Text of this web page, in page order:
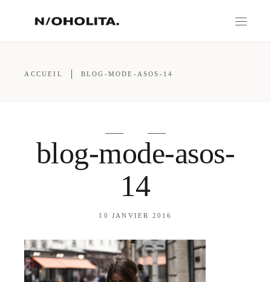
ACCUEIL BLOG-MODE-ASOS-14
blog-mode-asos-
14
10 JANVIER 2016